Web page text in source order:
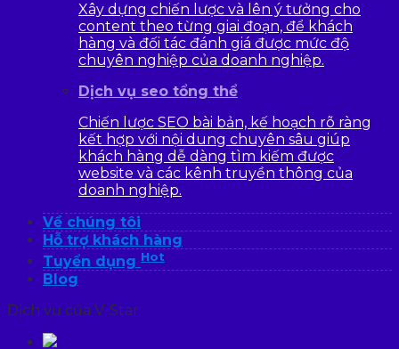
Xây dựng chiến lược và lên ý tưởng cho
content theo từng giai đoạn, để khách
hàng và đối tác đánh giá được mức độ
chuyên nghiệp của doanh nghiệp.
Dịch vụ seo tổng thể
Chiến lược SEO bài bản, kế hoạch rõ ràng
kết hợp với nội dung chuyên sâu giúp
khách hàng dễ dàng tìm kiếm được
website và các kênh truyền thông của
doanh nghiệp.
Về chúng tôi
Hỗ trợ khách hàng
Tuyển dụng Hot
Blog
Dịch vụ của V-Star